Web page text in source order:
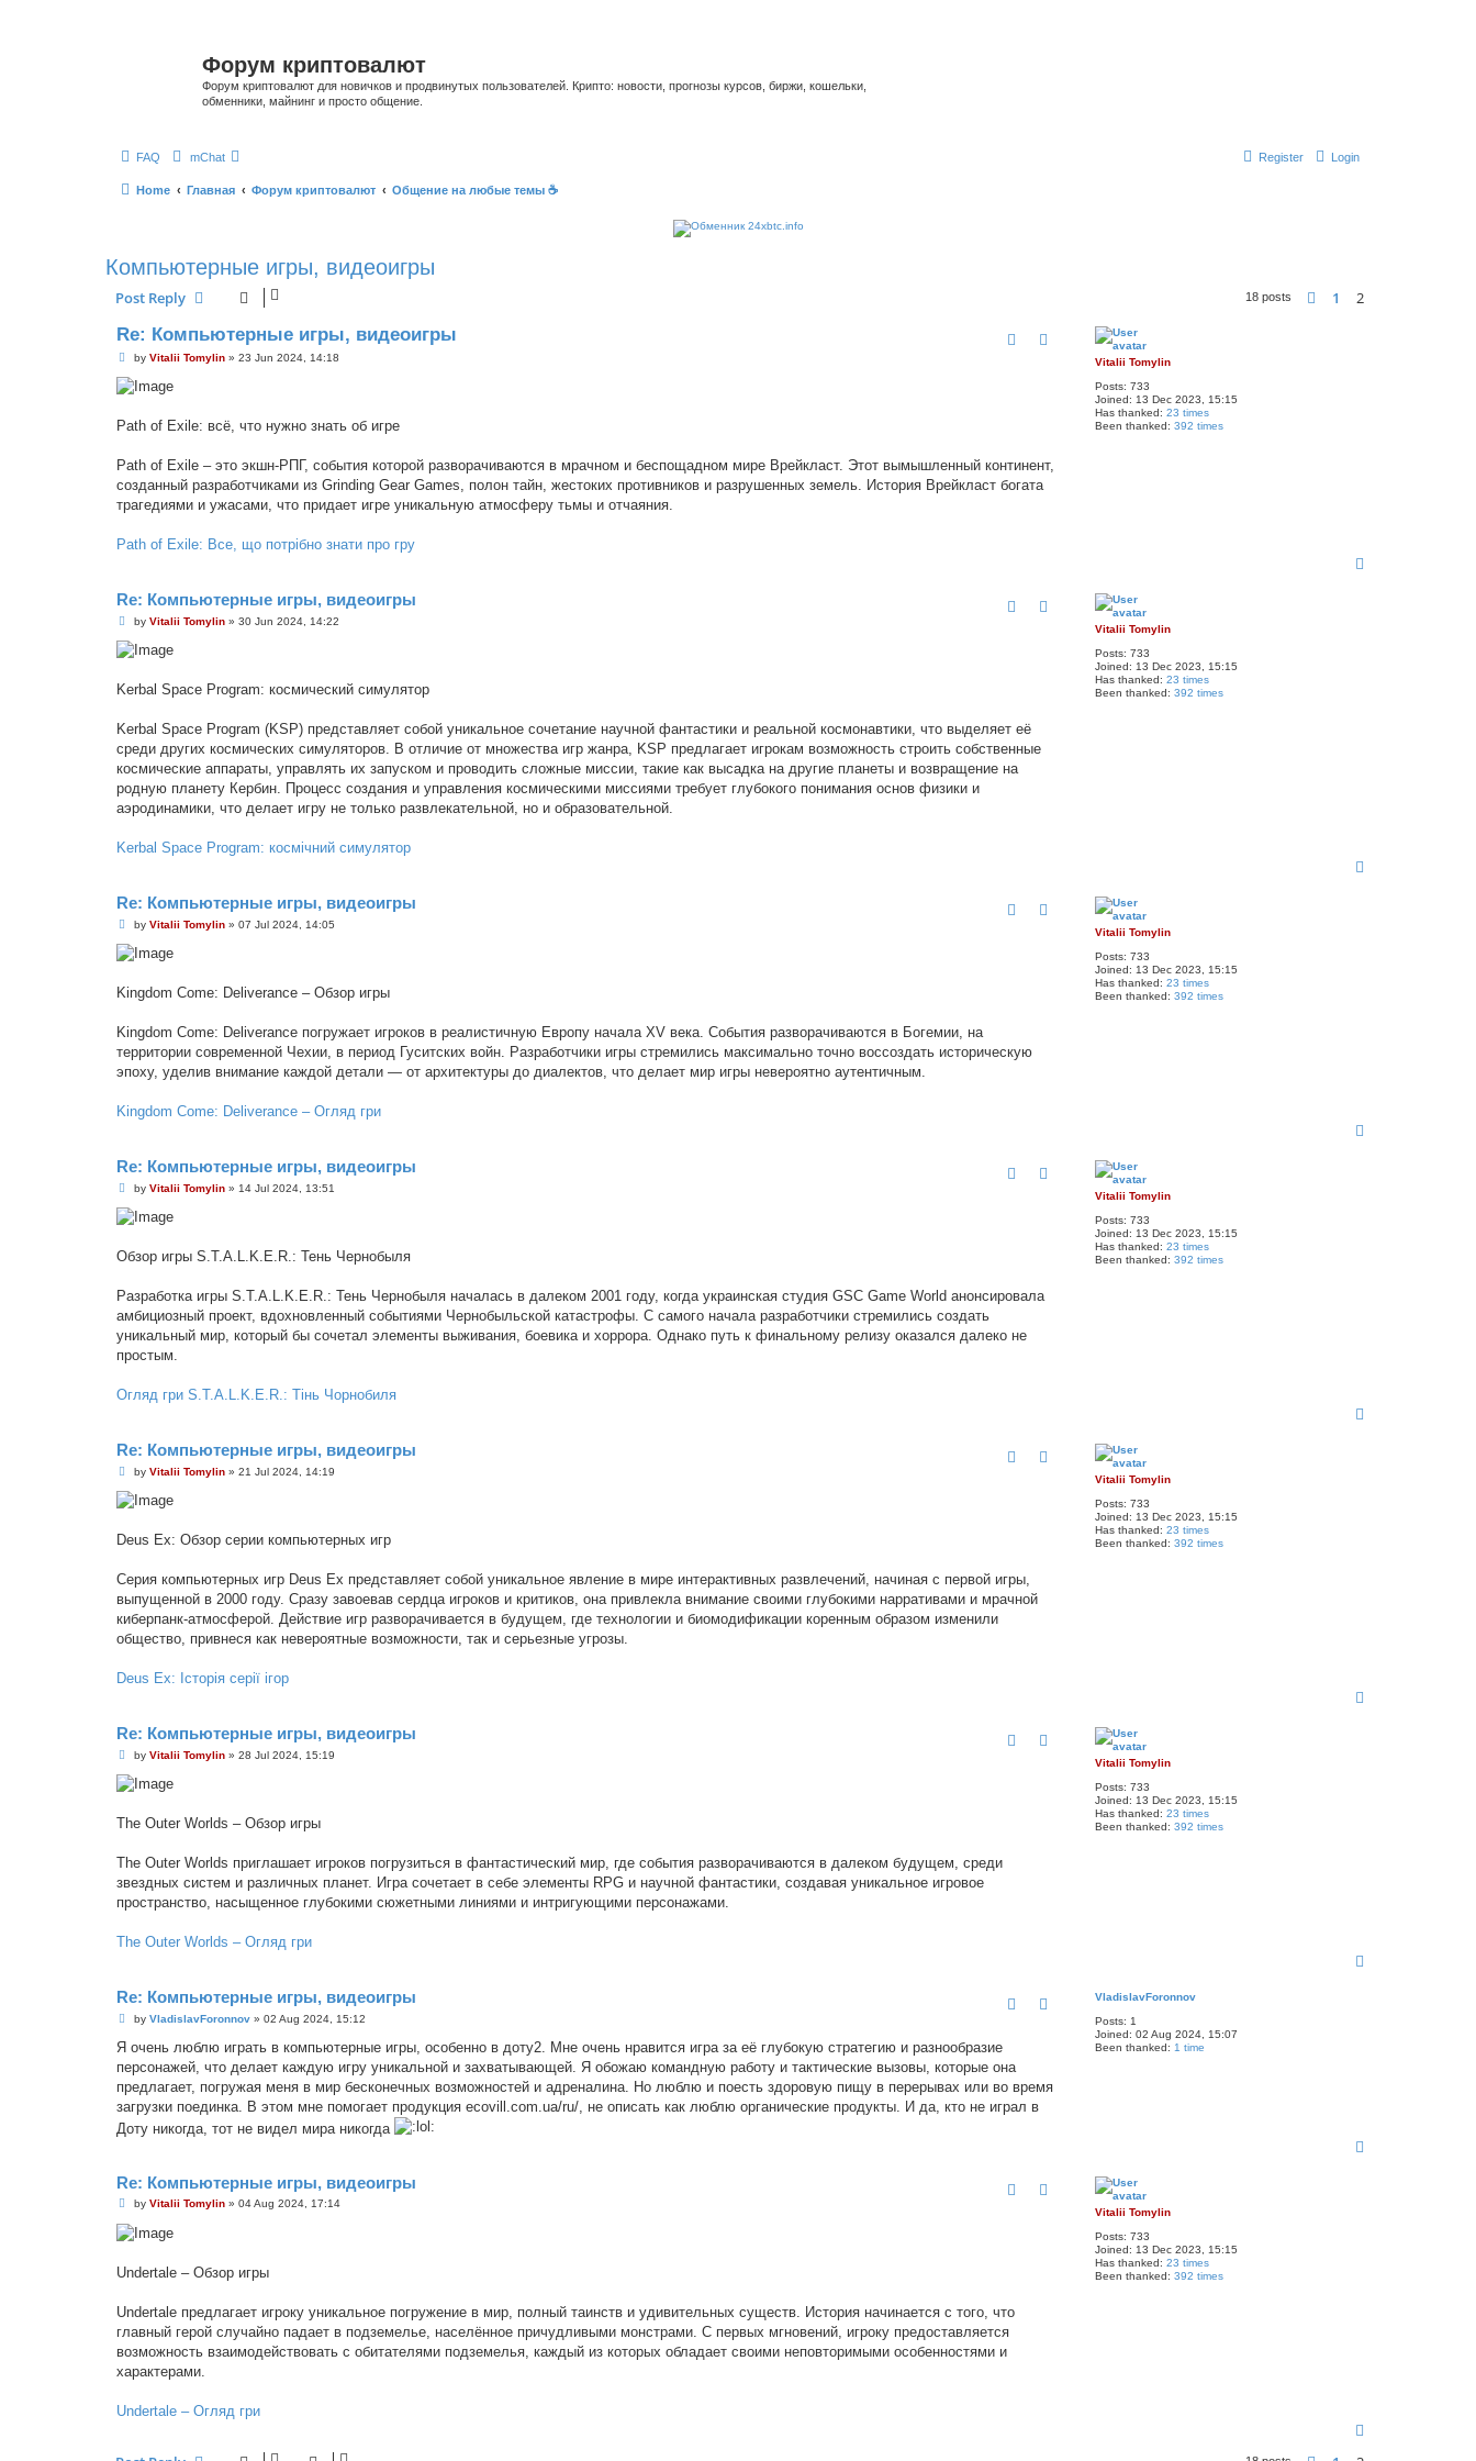
Форум криптовалют
Форум криптовалют для новичков и продвинутых пользователей. Крипто: новости, прогнозы курсов, биржи, кошельки,
обменники, майнинг и просто общение.
FAQ mChat Login
Register
Home Главная Форум криптовалют Общение на любые темы ☕
Компьютерные игры, видеоигры
Post Reply 18 posts Previous
1 2
Vitalii Tomylin
Posts: 733
Joined: 13 Dec 2023, 15:15
Has thanked: 23 times
Been thanked: 392 times
Re: Компьютерные игры, видеоигры
P
s
t
by Vitalii Tomylin» 23 Jun 2024, 14:18
Path of Exile: всё, что нужно знать об игре
Path of Exile – это экшн-РПГ, события которой разворачиваются в мрачном и беспощадном мире Врейкласт. Этот вымышленный континент,
созданный разработчиками из Grinding Gear Games, полон тайн, жестоких противников и разрушенных земель. История Врейкласт богата
трагедиями и ужасами, что придает игре уникальную атмосферу тьмы и отчаяния.
Path of Exile: Все, що потрібно знати про гру
Vitalii Tomylin
Posts: 733
Joined: 13 Dec 2023, 15:15
Has thanked: 23 times
Been thanked: 392 times
Re: Компьютерные игры, видеоигры
P
s
t
by Vitalii Tomylin» 30 Jun 2024, 14:22
Kerbal Space Program: космический симулятор
Kerbal Space Program (KSP) представляет собой уникальное сочетание научной фантастики и реальной космонавтики, что выделяет её
среди других космических симуляторов. В отличие от множества игр жанра, KSP предлагает игрокам возможность строить собственные
космические аппараты, управлять их запуском и проводить сложные миссии, такие как высадка на другие планеты и возвращение на
родную планету Кербин. Процесс создания и управления космическими миссиями требует глубокого понимания основ физики и
аэродинамики, что делает игру не только развлекательной, но и образовательной.
Kerbal Space Program: космічний симулятор
Vitalii Tomylin
Posts: 733
Joined: 13 Dec 2023, 15:15
Has thanked: 23 times
Been thanked: 392 times
Re: Компьютерные игры, видеоигры
P
s
t
by Vitalii Tomylin» 07 Jul 2024, 14:05
Kingdom Come: Deliverance – Обзор игры
Kingdom Come: Deliverance погружает игроков в реалистичную Европу начала XV века. События разворачиваются в Богемии, на
территории современной Чехии, в период Гуситских войн. Разработчики игры стремились максимально точно воссоздать историческую
эпоху, уделив внимание каждой детали — от архитектуры до диалектов, что делает мир игры невероятно аутентичным.
Kingdom Come: Deliverance – Огляд гри
Vitalii Tomylin
Posts: 733
Joined: 13 Dec 2023, 15:15
Has thanked: 23 times
Been thanked: 392 times
Re: Компьютерные игры, видеоигры
P
s
t
by Vitalii Tomylin» 14 Jul 2024, 13:51
Обзор игры S.T.A.L.K.E.R.: Тень Чернобыля
Разработка игры S.T.A.L.K.E.R.: Тень Чернобыля началась в далеком 2001 году, когда украинская студия GSC Game World анонсировала
амбициозный проект, вдохновленный событиями Чернобыльской катастрофы. С самого начала разработчики стремились создать
уникальный мир, который бы сочетал элементы выживания, боевика и хоррора. Однако путь к финальному релизу оказался далеко не
простым.
Огляд гри S.T.A.L.K.E.R.: Тінь Чорнобиля
Vitalii Tomylin
Posts: 733
Joined: 13 Dec 2023, 15:15
Has thanked: 23 times
Been thanked: 392 times
Re: Компьютерные игры, видеоигры
P
s
t
by Vitalii Tomylin» 21 Jul 2024, 14:19
Deus Ex: Обзор серии компьютерных игр
Серия компьютерных игр Deus Ex представляет собой уникальное явление в мире интерактивных развлечений, начиная с первой игры,
выпущенной в 2000 году. Сразу завоевав сердца игроков и критиков, она привлекла внимание своими глубокими нарративами и мрачной
киберпанк-атмосферой. Действие игр разворачивается в будущем, где технологии и биомодификации коренным образом изменили
общество, привнеся как невероятные возможности, так и серьезные угрозы.
Deus Ex: Історія серії ігор
Vitalii Tomylin
Posts: 733
Joined: 13 Dec 2023, 15:15
Has thanked: 23 times
Been thanked: 392 times
Re: Компьютерные игры, видеоигры
P
s
t
by Vitalii Tomylin» 28 Jul 2024, 15:19
The Outer Worlds – Обзор игры
The Outer Worlds приглашает игроков погрузиться в фантастический мир, где события разворачиваются в далеком будущем, среди
звездных систем и различных планет. Игра сочетает в себе элементы RPG и научной фантастики, создавая уникальное игровое
пространство, насыщенное глубокими сюжетными линиями и интригующими персонажами.
The Outer Worlds – Огляд гри
VladislavForonnov
Posts: 1
Joined: 02 Aug 2024, 15:07
Been thanked: 1 time
Re: Компьютерные игры, видеоигры
P
s
by VladislavForonnov» 02 Aug 2024, 15:12
Я очень люблю играть в компьютерные игры, особенно в доту2. Мне очень нравится игра за её глубокую стратегию и разнообразие
персонажей, что делает каждую игру уникальной и захватывающей. Я обожаю командную работу и тактические вызовы, которые она
предлагает, погружая меня в мир бесконечных возможностей и адреналина. Но люблю и поесть здоровую пищу в перерывах или во время
загрузки поединка. В этом мне помогает продукция ecovill.com.ua/ru/, не описать как люблю органические продукты. И да, кто не играл в
Доту никогда, тот не видел мира никогда
Vitalii Tomylin
Posts: 733
Joined: 13 Dec 2023, 15:15
Has thanked: 23 times
Been thanked: 392 times
Re: Компьютерные игры, видеоигры
P
s
t
by Vitalii Tomylin» 04 Aug 2024, 17:14
Undertale – Обзор игры
Undertale предлагает игроку уникальное погружение в мир, полный таинств и удивительных существ. История начинается с того, что
главный герой случайно падает в подземелье, населённое причудливыми монстрами. С первых мгновений, игроку предоставляется
возможность взаимодействовать с обитателями подземелья, каждый из которых обладает своими неповторимыми особенностями и
характерами.
Undertale – Огляд гри